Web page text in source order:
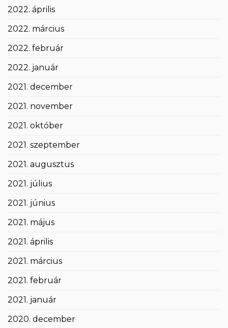
2022. április
2022. március
2022. február
2022. január
2021. december
2021. november
2021. október
2021. szeptember
2021. augusztus
2021. július
2021. június
2021. május
2021. április
2021. március
2021. február
2021. január
2020. december